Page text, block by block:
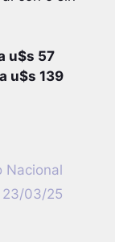
u$s 57
u$s 139
Nacional
23/03/25